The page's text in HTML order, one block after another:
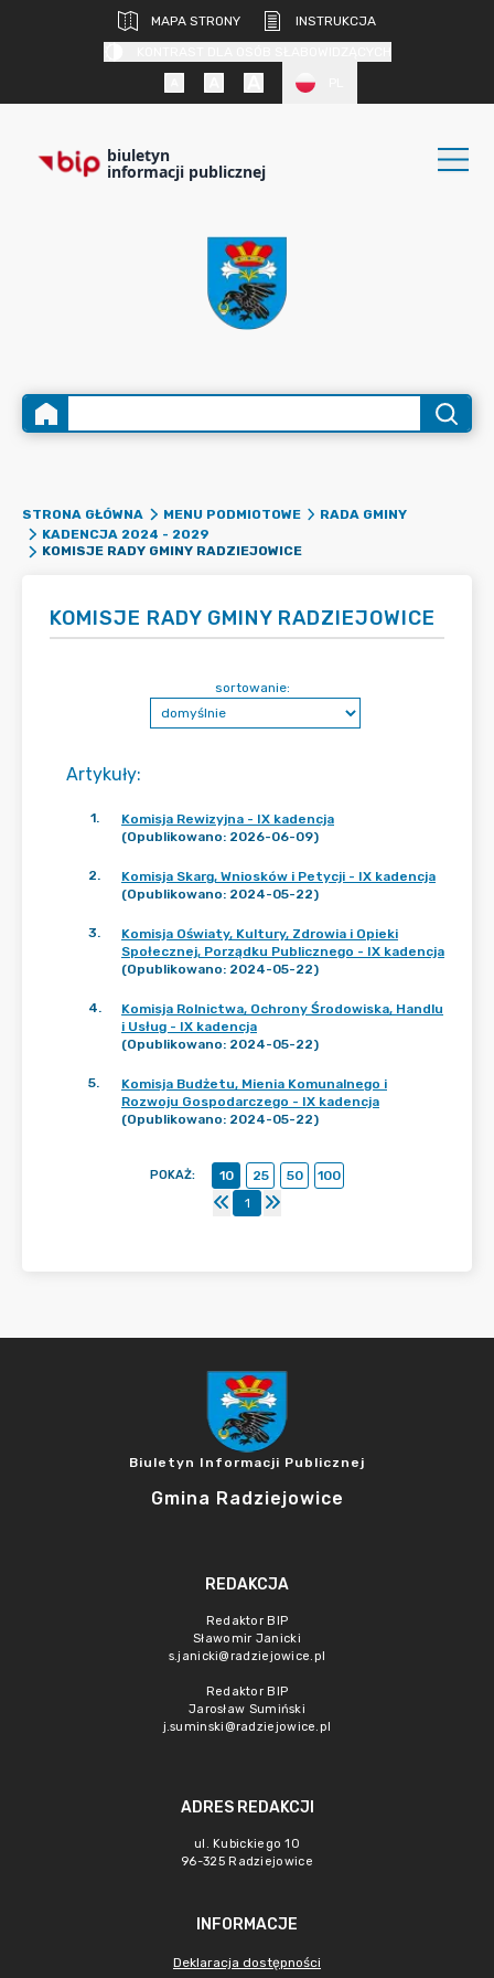
MAPA STRONY
INSTRUKCJA
biuletyn
informacji publicznej
STRONA GŁÓWNA MENU PODMIOTOWE
RADA GMINY
KADENCJA 2024 - 2029
KOMISJE RADY GMINY RADZIEJOWICE
KOMISJE RADY GMINY RADZIEJOWICE
Artykuły:
sortowanie:
1.
Komisja Rewizyjna - IX kadencja
(Opublikowano: 2026-06-09)
2.
Komisja Skarg, Wniosków i Petycji - IX kadencja
(Opublikowano: 2024-05-22)
3.
Komisja Oświaty, Kultury, Zdrowia i Opieki
Społecznej, Porządku Publicznego - IX kadencja
(Opublikowano: 2024-05-22)
4.
Komisja Rolnictwa, Ochrony Środowiska, Handlu
i Usług - IX kadencja
(Opublikowano: 2024-05-22)
5.
Komisja Budżetu, Mienia Komunalnego i
Rozwoju Gospodarczego - IX kadencja
(Opublikowano: 2024-05-22)
POKAŻ: 10 25 50
100
1
Biuletyn Informacji Publicznej
Gmina Radziejowice
REDAKCJA
Redaktor BIP
Sławomir Janicki
s.janicki@radziejowice.pl
Redaktor BIP
Jarosław Sumiński
j.suminski@radziejowice.pl
ADRES REDAKCJI
ul. Kubickiego 10
96-325 Radziejowice
INFORMACJE
Deklaracja dostępności